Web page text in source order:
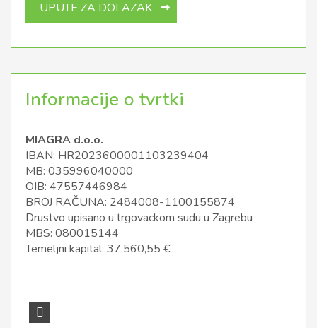
UPUTE ZA DOLAZAK
Informacije o tvrtki
MIAGRA d.o.o.
IBAN: HR2023600001103239404
MB: 035996040000
OIB: 47557446984
BROJ RAČUNA: 2484008-1100155874
Drustvo upisano u trgovackom sudu u Zagrebu
MBS: 080015144
Temeljni kapital: 37.560,55 €